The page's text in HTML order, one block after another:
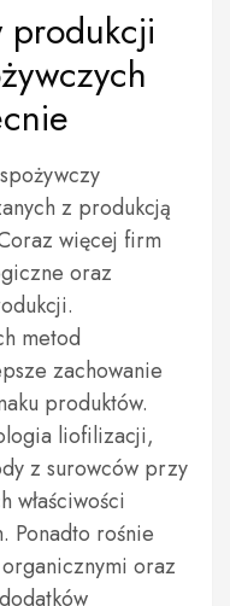
produkcji
z produkcją
więcej firm
oraz
metod
zachowanie
produktów.
liofilizacji,
z surowców przy
właściwości
Ponadto rośnie
oraz